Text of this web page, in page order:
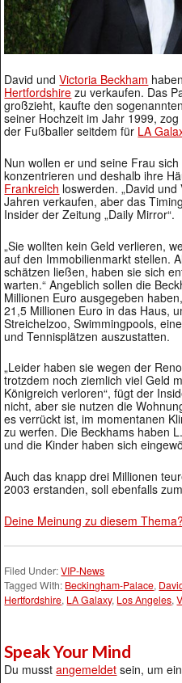
David undVictoria Beckham
Hertfordshire zu verkaufen. Das
großzieht, kaufte den
seiner Hochzeit im Jahr 1999,
der Fußballer seitdem für LA
Nun wollen er und seine Frau
konzentrieren und deshalb ihre
Frankreich loswerden. „David
Jahren verkaufen, aber das
Insider der Zeitung „Daily Mirror“.
„Sie wollten kein Geld verlieren,
auf den Immobilienmarkt stellen.
schätzen ließen, haben sie sich
warten.“ Angeblich sollen die
Millionen Euro ausgegeben
21,5 Millionen Euro in das Haus,
Streichelzoo, Swimmingpools,
und Tennisplätzen auszustatten.
„Leider haben sie wegen der
trotzdem noch ziemlich viel Geld
Königreich verloren“, fügt der
nicht, aber sie nutzen die
es verrückt ist, im momentanen
zu werfen. Die Beckhams haben
und die Kinder haben sich
Auch das knapp drei Millionen
2003 erstanden, soll ebenfalls
Deine Meinung zu diesem
Filed Under:VIP-News
Tagged With: Beckingham-Palace,
Hertfordshire, LA Galaxy, Los Angeles,
Speak Your Mind
Du musstangemeldet sein, um